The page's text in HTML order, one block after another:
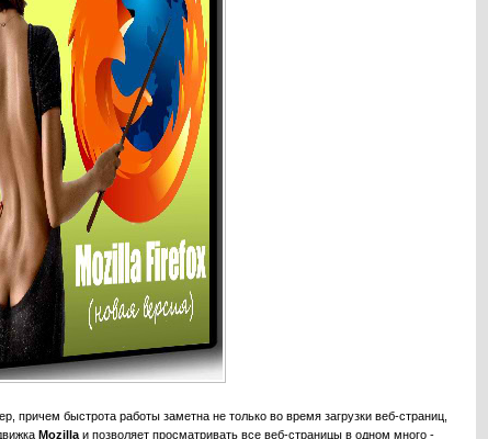
причем быстрота работы заметна не только во время загрузки веб-страниц,
Mozillaи позволяет просматривать все веб-страницы в одном много -